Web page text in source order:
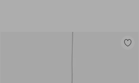
Tilføj